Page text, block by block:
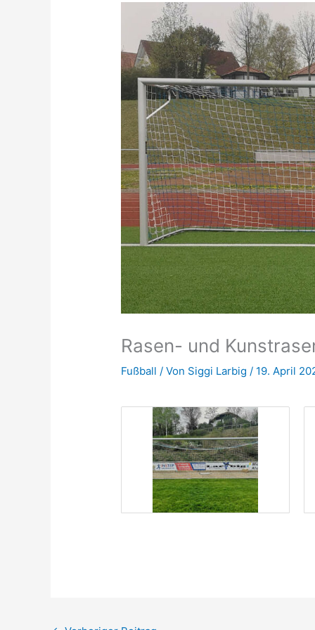
Rasen- und
Fußball / Von Siggi Larbig/ 19. April